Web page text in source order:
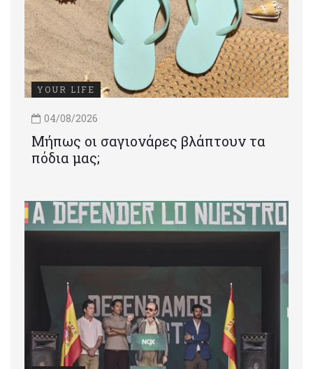
YOUR LIFE
04/08/2026
Μήπως οι σαγιονάρες βλάπτουν τα
πόδια μας;